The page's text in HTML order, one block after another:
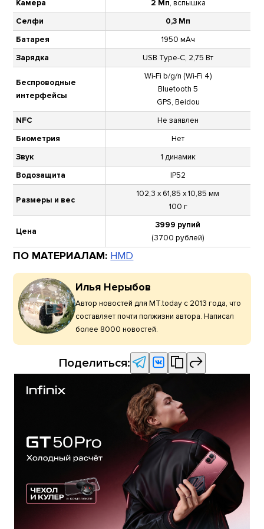
Камера 2 Мп, вспышка
Селфи
0,3 Мп
Батарея
1950 мАч
Зарядка
USB Type-C, 2,75 Вт
Беспроводные
интерфейсы
Wi-Fi b/g/n (Wi-Fi 4)
Bluetooth 5
GPS, Beidou
NFC
Не заявлен
Биометрия
Нет
Звук
1 динамик
Водозащита
IP52
Размеры и вес
102,3 х 61,85 х 10,85 мм
100 г
Цена
3999 рупий
(3700 рублей)
ПО МАТЕРИАЛАМ: HMD
Илья Нерыбов
Автор новостей для MT.today с 2013 года, что
составляет почти полжизни автора. Написал
более 8000 новостей.
Поделиться: